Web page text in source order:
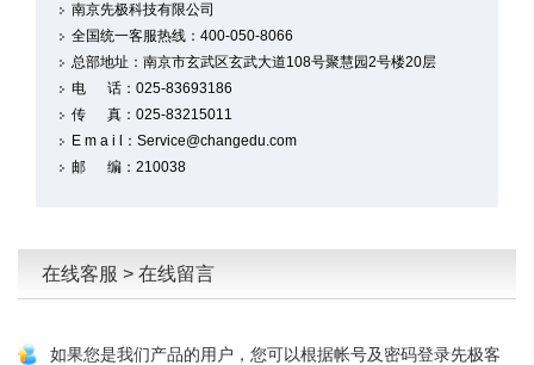
南京先极科技有限公司
全国统一客服热线： 400-050-8066
总部地址： 南京市玄武区玄武大道108号聚慧园2号楼20层
电 话：025-83693186
传 真：025-83215011
E m a i l：Service@changedu.com
邮 编：210038
在线客服 > 在线留言
如果您是我们产品的用户，您可以根据帐号及密码登录先极客